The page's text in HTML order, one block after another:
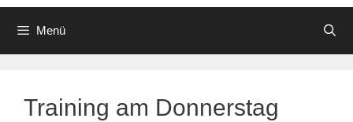
Menü
Training am Donnerstag